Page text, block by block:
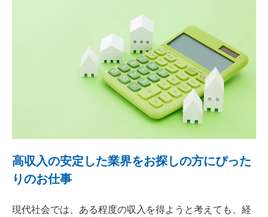
高収入の安定した業界をお探しの方にぴった
りのお仕事
現代社会では、ある程度の収入を得ようと考えても、経